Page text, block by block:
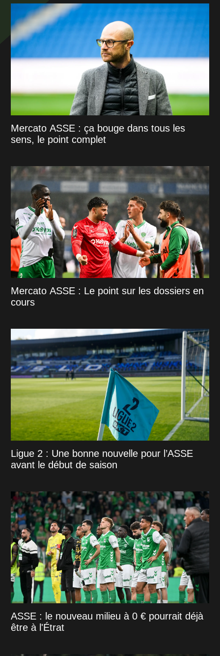
Mercato ASSE : ça bouge dans tous les
sens, le point complet
Mercato ASSE : Le point sur les dossiers en
cours
Ligue 2 : Une bonne nouvelle pour l’ASSE
avant le début de saison
ASSE : le nouveau milieu à 0 € pourrait déjà
être à l'Étrat